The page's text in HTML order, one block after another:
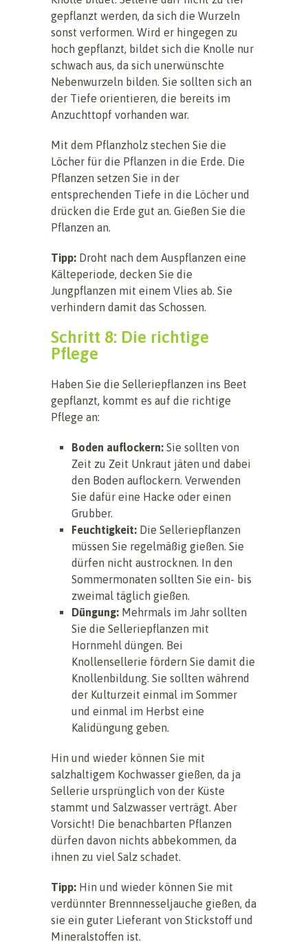
gepflanzt werden, da sich die Wurzeln
sonst verformen. Wird er hingegen zu
hoch gepflanzt, bildet sich die Knolle nur
schwach aus, da sich unerwünschte
Nebenwurzeln bilden. Sie sollten sich an
der Tiefe orientieren, die bereits im
Anzuchttopf vorhanden war.
Mit dem Pflanzholz stechen Sie die
Löcher für die Pflanzen in die Erde. Die
Pflanzen setzen Sie in der
entsprechenden Tiefe in die Löcher und
drücken die Erde gut an. Gießen Sie die
Pflanzen an.
Tipp: Droht nach dem Auspflanzen eine
Kälteperiode, decken Sie die
Jungpflanzen mit einem Vlies ab. Sie
verhindern damit das Schossen.
Schritt 8: Die richtige
Pflege
Haben Sie die Selleriepflanzen ins Beet
gepflanzt, kommt es auf die richtige
Pflege an:
Boden auflockern: Sie sollten von
Zeit zu Zeit Unkraut jäten und dabei
den Boden auflockern. Verwenden
Sie dafür eine Hacke oder einen
Grubber.
Feuchtigkeit: Die Selleriepflanzen
müssen Sie regelmäßig gießen. Sie
dürfen nicht austrocknen. In den
Sommermonaten sollten Sie ein- bis
zweimal täglich gießen.
Düngung: Mehrmals im Jahr sollten
Sie die Selleriepflanzen mit
Hornmehl düngen. Bei
Knollensellerie fördern Sie damit die
Knollenbildung. Sie sollten während
der Kulturzeit einmal im Sommer
und einmal im Herbst eine
Kalidüngung geben.
Hin und wieder können Sie mit
salzhaltigem Kochwasser gießen, da ja
Sellerie ursprünglich von der Küste
stammt und Salzwasser verträgt. Aber
Vorsicht! Die benachbarten Pflanzen
dürfen davon nichts abbekommen, da
ihnen zu viel Salz schadet.
Tipp: Hin und wieder können Sie mit
verdünnter Brennnesseljauche gießen, da
sie ein guter Lieferant von Stickstoff und
Mineralstoffen ist.